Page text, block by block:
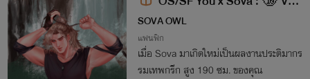
orant เมื่อรูปปั้นเทพกรีกของฉันมีชิวิ
ต
SOVA OWL
แฟนฟิก
เมื่อ Sova มาเกิดใหม่เป็นผลงานประติมากร
รมเทพกรีก สูง 190 ซม. ของคุณ